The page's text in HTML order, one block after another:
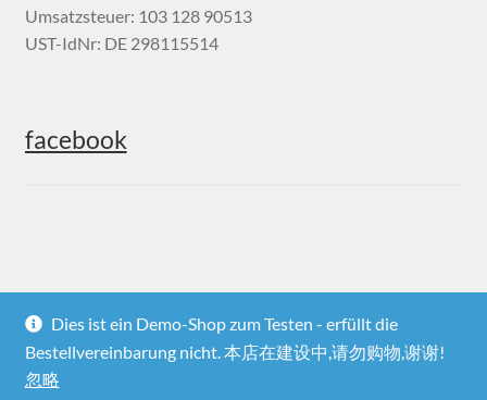
Umsatzsteuer: 103 128 90513
UST-IdNr: DE 298115514
facebook
© Heima online 2026
Dies ist ein Demo-Shop zum Testen - erfüllt die
Bestellvereinbarung nicht. 本店在建设中,请勿购物,谢谢!
忽略